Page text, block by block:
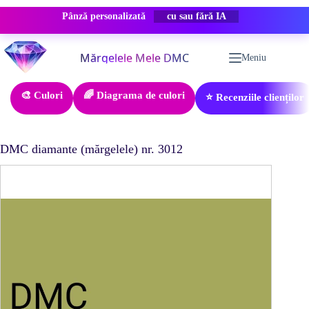
Pânză personalizată REDUCERE -50%
Sari
la
conținut
Meniu
🎨 Culori 🌈 Diagrama de culori ⭐ Recenziile clienților
DMC diamante (mărgelele) nr. 3012